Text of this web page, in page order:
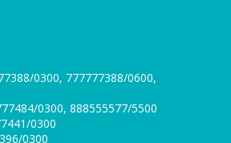
0300, 777777388/0600,
0300, 888555577/5500
0300
0300